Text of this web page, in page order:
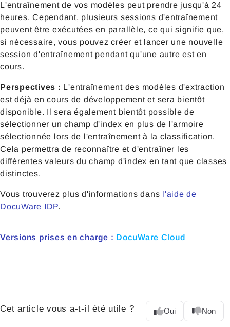
L'entraînement de vos modèles peut prendre jusqu'à 24
heures. Cependant, plusieurs sessions d'entraînement
peuvent être exécutées en parallèle, ce qui signifie que,
si nécessaire, vous pouvez créer et lancer une nouvelle
session d'entraînement pendant qu'une autre est en
cours.
Perspectives : L'entraînement des modèles d'extraction
est déjà en cours de développement et sera bientôt
disponible. Il sera également bientôt possible de
sélectionner un champ d'index en plus de l'armoire
sélectionnée lors de l'entraînement à la classification.
Cela permettra de reconnaître et d'entraîner les
différentes valeurs du champ d'index en tant que classes
distinctes.
Vous trouverez plus d'informations dans l'aide de
DocuWare IDP.
Versions prises en charge : DocuWare Cloud
Cet article vous a-t-il été utile ? Oui Non